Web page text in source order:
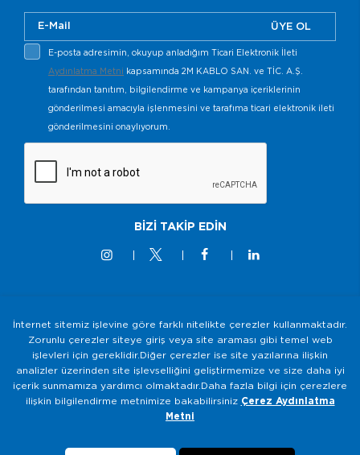
ÜYE OL
E-posta adresimin, okuyup anladığım Ticari Elektronik İleti
Aydınlatma Metni kapsamında 2M KABLO SAN. ve TİC. A.Ş.
tarafından tanıtım, bilgilendirme ve kampanya içeriklerinin
gönderilmesi amacıyla işlenmesini ve tarafıma ticari elektronik ileti
gönderilmesini onaylıyorum.
BİZİ TAKİP EDİN
© 2M KABLO 2025 - Tüm Hakkı Saklıdır
Bilgi Toplumu Hizmetleri
Gizlilik ve Güvenlik Politikası
KVKK Aydınlatma Metni
İnternet sitemiz işlevine göre farklı nitelikte çerezler kullanmaktadır.
Zorunlu çerezler siteye giriş veya site araması gibi temel web
işlevleri için gereklidir.Diğer çerezler ise site yazılarına ilişkin
analizler üzerinden site işlevselliğini geliştirmemize ve size daha iyi
içerik sunmamıza yardımcı olmaktadır.Daha fazla bilgi için çerezlere
ilişkin bilgilendirme metnimize bakabilirsiniz Çerez Aydınlatma
Metni